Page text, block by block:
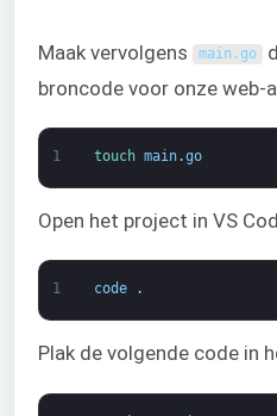
Maak vervolgens main .go
broncode voor onze web-
1 touch main.go
Open het project in VS
1 code .
Plak de volgende code in